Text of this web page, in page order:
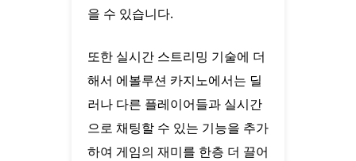
을 수 있습니다.
또한 실시간 스트리밍 기술에 더
해서 에볼루션 카지노에서는 딜
러나 다른 플레이어들과 실시간
으로 채팅할 수 있는 기능을 추가
하여 게임의 재미를 한층 더 끌어